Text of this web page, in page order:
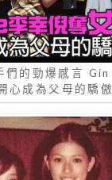
們的勁爆感言
心成為父母的驕傲